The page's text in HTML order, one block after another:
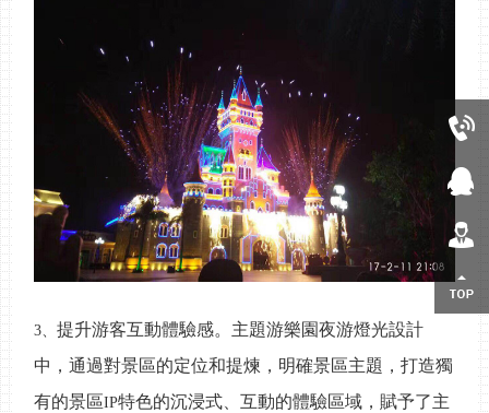
13480697553
在線客服
售后客服
返回頂部
3、提升游客互動體驗感。主題游樂園夜游燈光設計
中，通過對景區的定位和提煉，明確景區主題，打造獨
有的景區IP特色的沉浸式、互動的體驗區域，賦予了主